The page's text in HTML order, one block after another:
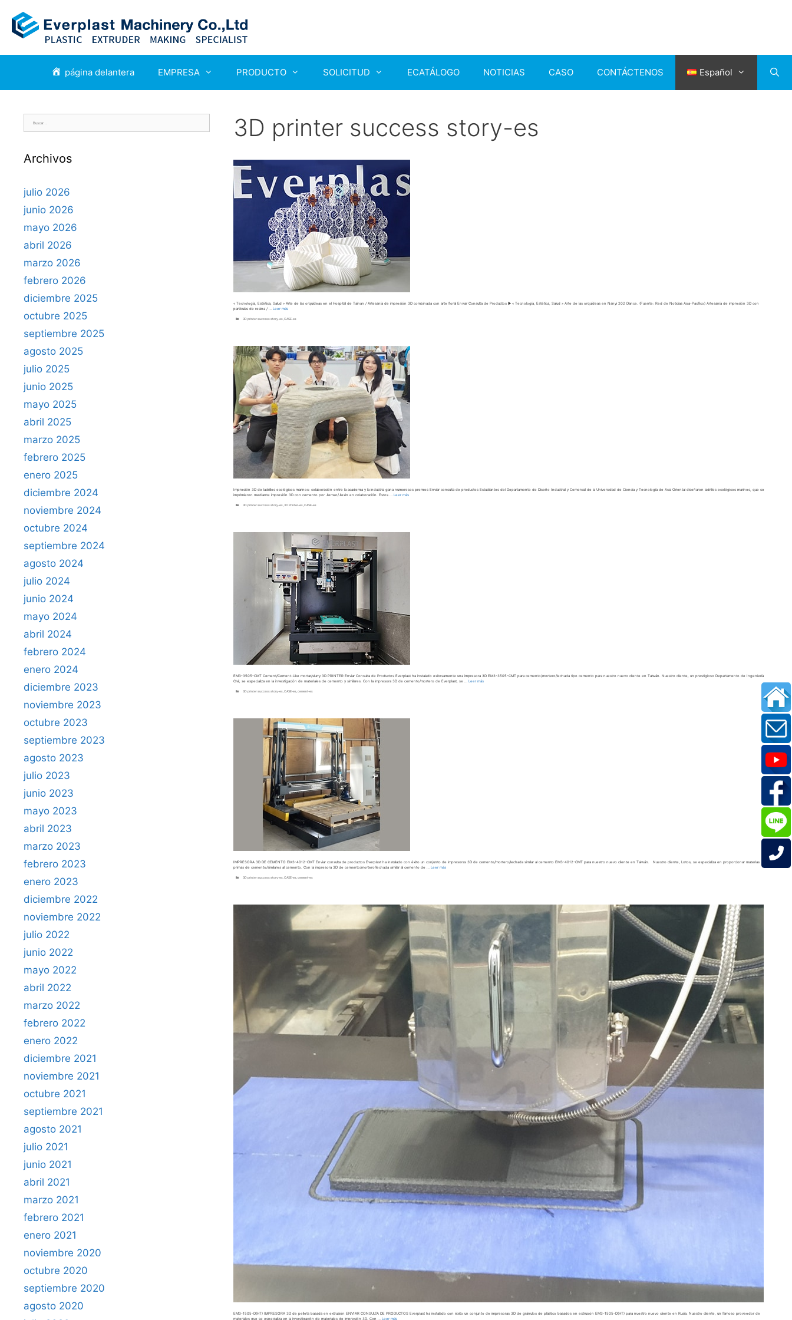
página delantera EMPRESA PRODUCTO SOLICITUD ECATÁLOGO NOTICIAS CASO CONTÁCTENOS Español
3D printer success story-es
« Tecnología, Estética, Salud » Arte de las orquídeas en el Hospital de Tainan / Artesanía de impresión 3D combinada con arte floral Enviar Consulta de Productos ▶︎ « Tecnología, Estética, Salud » Arte de las orquídeas en Nanyi 202 Dance. (Fuente: Red de Noticias Asia-Pacífico) Artesanía de impresión 3D con
partículas de resina / … Leer más
Categorías
3D printer success story-es ,CASE-es
Impresión 3D de ladrillos ecológicos marinos: colaboración entre la academia y la industria gana numerosos premios Enviar consulta de productos Estudiantes del Departamento de Diseño Industrial y Comercial de la Universidad de Ciencia y Tecnología de Asia Oriental diseñaron ladrillos ecológicos marinos, que se
imprimieron mediante impresión 3D con cemento por Jiemao/Jiexin en colaboración. Estos … Leer más
Categorías
3D printer success story-es ,3D Printer-es ,CASE-es
EM3-3505-CMT Cement/Cement-Like mortar/slurry 3D PRINTER Enviar Consulta de Productos Everplast ha instalado exitosamente una impresora 3D EM3-3505-CMT para cemento/mortero/lechada tipo cemento para nuestro nuevo cliente en Taiwán. Nuestro cliente, un prestigioso Departamento de Ingeniería
Civil, se especializa en la investigación de materiales de cemento y similares. Con la impresora 3D de cemento/mortero de Everplast, se … Leer más
Categorías
3D printer success story-es ,CASE-es ,cement-es
IMPRESORA 3D DE CEMENTO EM3-4012-CMT Enviar consulta de productos Everplast ha instalado con éxito un conjunto de impresoras 3D de cemento/mortero/lechada similar al cemento EM3-4012-CMT para nuestro nuevo cliente en Taiwán. Nuestro cliente, Lotos, se especializa en proporcionar materias
primas de cemento/similares al cemento. Con la impresora 3D de cemento/mortero/lechada similar al cemento de … Leer más
Categorías
3D printer success story-es,CASE-es,cement-es
EM3-1505-D(HT) IMPRESORA 3D de pellets basada en extrusión ENVIAR CONSULTA DE PRODUCTOS Everplast ha instalado con éxito un conjunto de impresoras 3D de gránulos de plástico basados en extrusión EM3-1505-D(HT) para nuestro nuevo cliente en Rusia. Nuestro cliente, un famoso proveedor de
materiales que se especializa en la investigación de materiales de impresión 3D. Con … Leer más
Buscar:
Archivos
julio 2026
junio 2026
mayo 2026
abril 2026
marzo 2026
febrero 2026
diciembre 2025
octubre 2025
septiembre 2025
agosto 2025
julio 2025
junio 2025
mayo 2025
abril 2025
marzo 2025
febrero 2025
enero 2025
diciembre 2024
noviembre 2024
octubre 2024
septiembre 2024
agosto 2024
julio 2024
junio 2024
mayo 2024
abril 2024
febrero 2024
enero 2024
diciembre 2023
noviembre 2023
octubre 2023
septiembre 2023
agosto 2023
julio 2023
junio 2023
mayo 2023
abril 2023
marzo 2023
febrero 2023
enero 2023
diciembre 2022
noviembre 2022
julio 2022
junio 2022
mayo 2022
abril 2022
marzo 2022
febrero 2022
enero 2022
diciembre 2021
noviembre 2021
octubre 2021
septiembre 2021
agosto 2021
julio 2021
junio 2021
abril 2021
marzo 2021
febrero 2021
enero 2021
noviembre 2020
octubre 2020
septiembre 2020
agosto 2020